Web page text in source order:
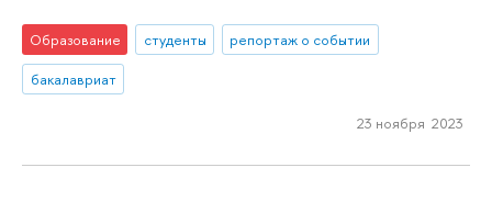
Образование студенты
репортаж о событии
бакалавриат
23 ноября 2023